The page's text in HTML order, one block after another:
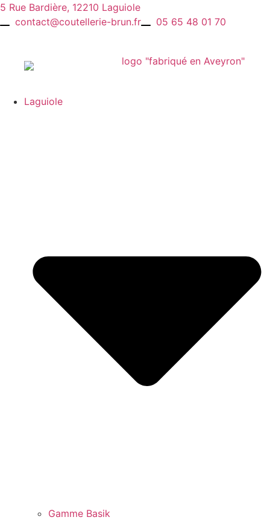
Aller
5 Rue Bardière, 12210 Laguiole
contact@coutellerie-brun.fr
05 65 48 01 70
Laguiole
Gamme Basik